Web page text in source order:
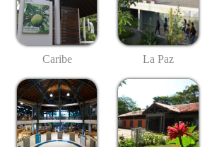
Caribe La Paz